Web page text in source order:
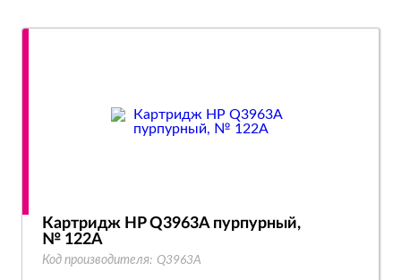
Картридж HP Q3963A пурпурный,
№ 122A
Код производителя: Q3963A